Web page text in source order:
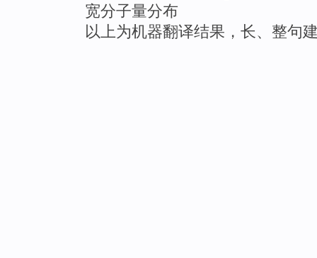
宽分子量分布
以上为机器翻译结果，长、整句